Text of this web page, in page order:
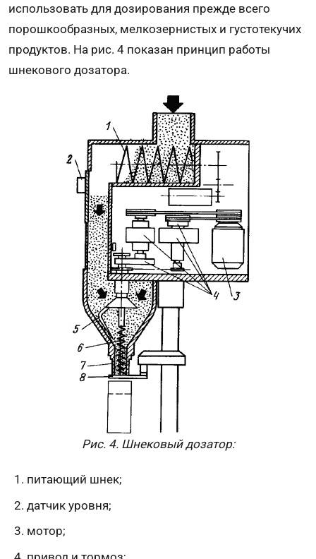
использовать для дозирования прежде всего
порошкообразных, мелкозернистых и густотекучих
продуктов. На рис. 4 показан принцип работы
шнекового дозатора.
Рис. 4. Шнековый дозатор:
питающий шнек;
датчик уровня;
мотор;